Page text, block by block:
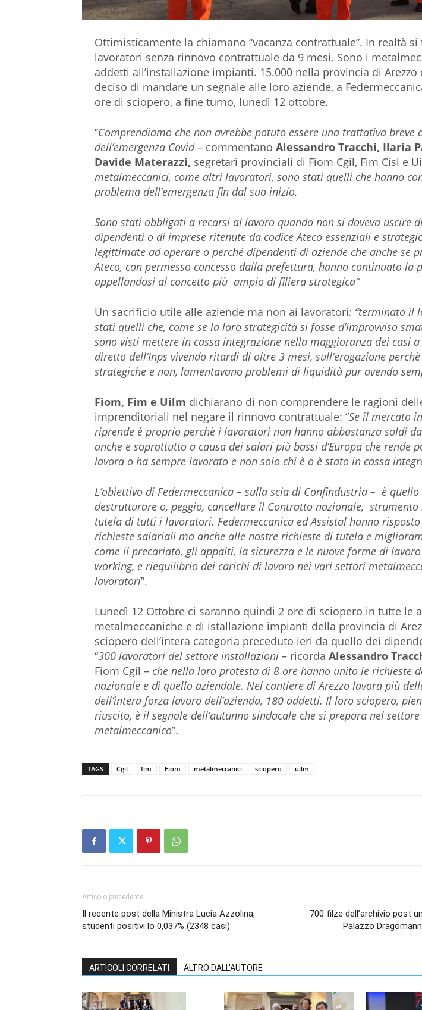
Ottimisticamente la chiamano “vacanza contrattuale”. In realtà si
lavoratori senza rinnovo contrattuale da 9 mesi. Sono i
addetti all’installazione impianti. 15.000 nella provincia di Arezzo
deciso di mandare un segnale alle loro aziende, a
ore di sciopero, a fine turno, lunedì 12 ottobre.
“Comprendiamo che non avrebbe potuto essere una trattativa breve
dell’emergenza Covid– commentano Alessandro Tracchi, Ilaria
Davide Materazzi, segretari provinciali di Fiom Cgil, Fim Cisl e
metalmeccanici, come altri lavoratori, sono stati quelli che hanno
problema dell’emergenza fin dal suo inizio.
Sono stati obbligati a recarsi al lavoro quando non si doveva uscire
dipendenti o di imprese ritenute da codice Ateco essenziali e
legittimate ad operare o perché dipendenti di aziende che anche se
Ateco, con permesso concesso dalla prefettura, hanno continuato la
appellandosi al concetto più ampio di filiera strategica”
Un sacrificio utile alle aziende ma non ai lavoratori: “terminato il
stati quelli che, come se la loro strategicità si fosse d’improvviso
sono visti mettere in cassa integrazione nella maggioranza dei casi
diretto dell’Inps vivendo ritardi di oltre 3 mesi, sull’erogazione
strategiche e non, lamentavano problemi di liquidità pur avendo
Fiom, Fim e Uilm dichiarano di non comprendere le ragioni
imprenditoriali nel negare il rinnovo contrattuale: “Se il mercato
riprende è proprio perchè i lavoratori non hanno abbastanza soldi
anche e soprattutto a causa dei salari più bassi d’Europa che rende
lavora o ha sempre lavorato e non solo chi è o è stato in cassa
L’obiettivo di Federmeccanica – sulla scia di Confindustria – è
destrutturare o, peggio, cancellare il Contratto nazionale, strumento
tutela di tutti i lavoratori. Federmeccanica ed Assistal hanno
richieste salariali ma anche alle nostre richieste di tutela e
come il precariato, gli appalti, la sicurezza e le nuove forme di
working, e riequilibrio dei carichi di lavoro nei vari settori
lavoratori”.
Lunedì 12 Ottobre ci saranno quindi 2 ore di sciopero in tutte le
metalmeccaniche e di istallazione impianti della provincia di
sciopero dell’intera categoria preceduto ieri da quello dei
“300 lavoratori del settore installazioni– ricorda Alessandro
Fiom Cgil – che nella loro protesta di 8 ore hanno unito le richieste
nazionale e di quello aziendale. Nel cantiere di Arezzo lavora più
dell’intera forza lavoro dell’azienda, 180 addetti. Il loro sciopero,
riuscito, è il segnale dell’autunno sindacale che si prepara nel settore
metalmeccanico”.
TAGS Cgil fim Fiom metalmeccanici sciopero uilm
Articolo precedente
Il recente post della Ministra Lucia Azzolina,
studenti positivi lo 0,037% (2348 casi)
700 filze dell’archivio post
Palazzo
ARTICOLI CORRELATI ALTRO DALL'AUTORE